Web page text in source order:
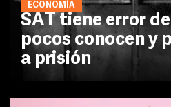
ECONOMÍA
SAT tiene error
pocos conocen y
a prisión